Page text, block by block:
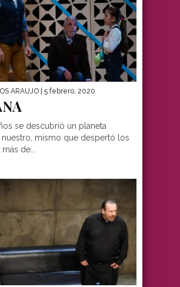
ARAUJO | 5 febrero, 2020
se descubrió un planeta
mismo que despertó los
de...